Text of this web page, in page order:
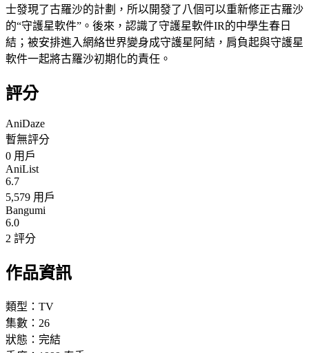
士發現了古羅沙的計劃，所以開發了八個可以重新修正古羅沙
的“守護星軟件”。後來，認識了守護星軟件IR的中學生春日
結；被安排進入網絡世界變身成守護星阿結，肩負起與守護星
軟件一起將古羅沙初期化的責任。
評分
AniDaze
暫無評分
0 用戶
AniList
6.7
5,579 用戶
Bangumi
6.0
2 評分
作品資訊
類型： TV
集數： 26
狀態： 完結